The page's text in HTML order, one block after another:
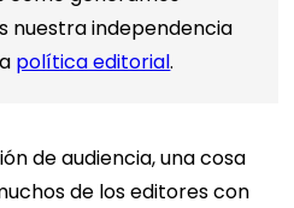
nuestra independencia
política editorial.
de audiencia, una cosa
de los editores con